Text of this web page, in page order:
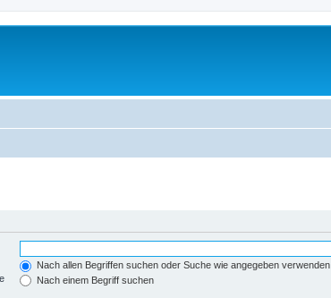
Nach allen Begriffen suchen oder Suche wie angegeben verwenden
Nach einem Begriff suchen